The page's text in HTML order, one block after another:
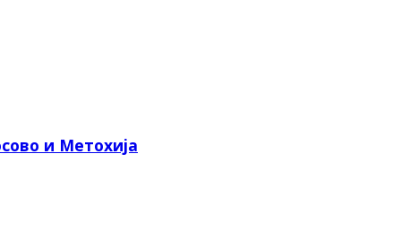
и Метохија